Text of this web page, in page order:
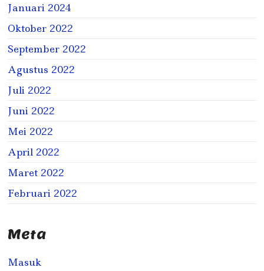
Januari 2024
Oktober 2022
September 2022
Agustus 2022
Juli 2022
Juni 2022
Mei 2022
April 2022
Maret 2022
Februari 2022
Meta
Masuk